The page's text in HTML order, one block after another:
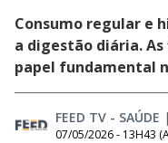
Consumo regular e
a digestão diária.
papel fundamental
FEED TV - SAÚDE |
07/05/2026 - 13H43